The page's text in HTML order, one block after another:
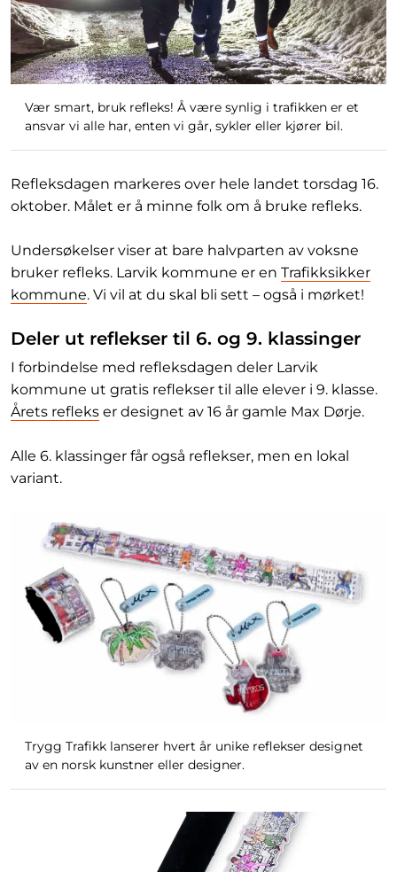
Vær smart, bruk refleks! Å være synlig i trafikken er et
ansvar vi alle har, enten vi går, sykler eller kjører bil.
Refleksdagen markeres over hele landet torsdag 16.
oktober. Målet er å minne folk om å bruke refleks.
Undersøkelser viser at bare halvparten av voksne
bruker refleks. Larvik kommune er en Trafikksikker
kommune. Vi vil at du skal bli sett – også i mørket!
Deler ut reflekser til 6. og 9. klassinger
I forbindelse med refleksdagen deler Larvik
kommune ut gratis reflekser til alle elever i 9. klasse.
Årets refleks er designet av 16 år gamle Max Dørje.
Alle 6. klassinger får også reflekser, men en lokal
variant.
Trygg Trafikk lanserer hvert år unike reflekser designet
av en norsk kunstner eller designer.